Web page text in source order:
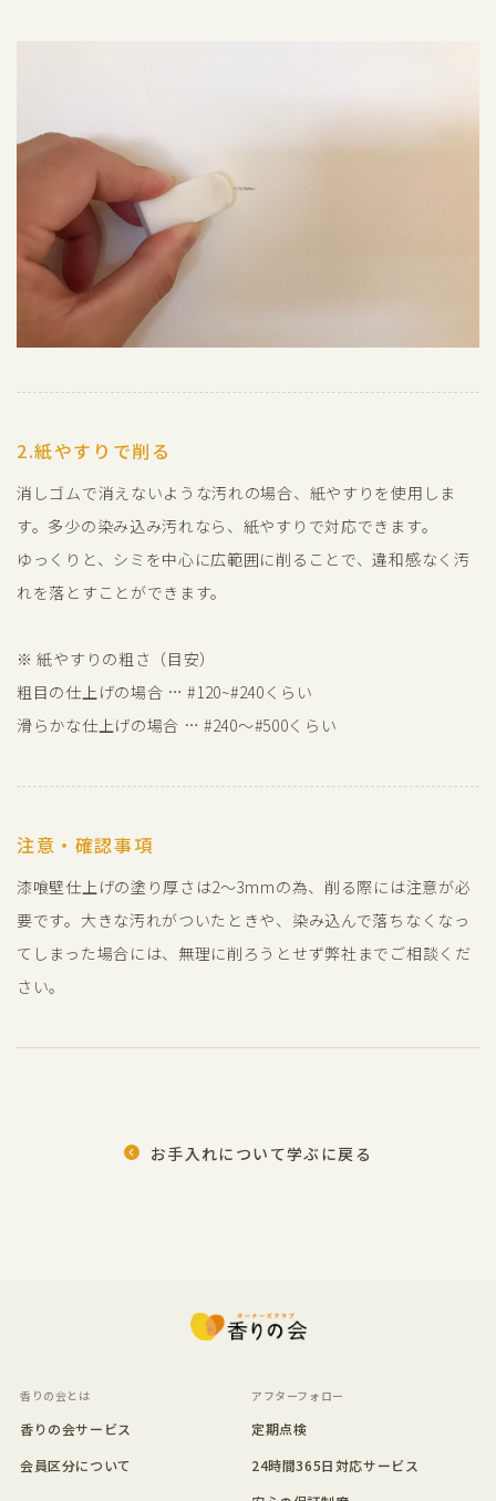
2.紙やすりで削る
消しゴムで消えないような汚れの場合、紙やすりを使用しま
す。多少の染み込み汚れなら、紙やすりで対応できます。
ゆっくりと、シミを中心に広範囲に削ることで、違和感なく汚
れを落とすことができます。
※ 紙やすりの粗さ（目安）
粗目の仕上げの場合 … #120~#240くらい
滑らかな仕上げの場合 … #240～#500くらい
注意・確認事項
漆喰壁仕上げの塗り厚さは2～3mmの為、削る際には注意が必
要です。大きな汚れがついたときや、染み込んで落ちなくなっ
てしまった場合には、無理に削ろうとせず弊社までご相談くだ
さい。
お手入れについて学ぶに戻る
香りの会とは
香りの会サービス
会員区分について
アフターフォロー
定期点検
24時間365日対応サービス